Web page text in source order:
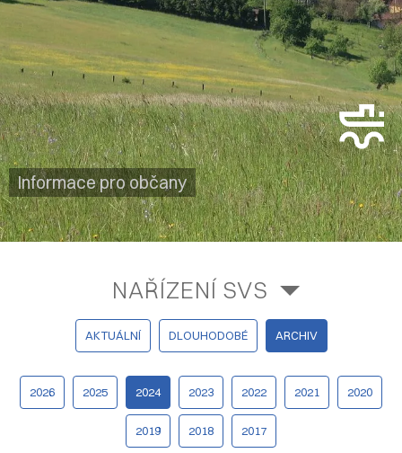
Informace pro občany
NAŘÍZENÍ SVS
AKTUÁLNÍ DLOUHODOBÉ ARCHIV
2026 2025 2024 2023 2022 2021 2020
2019 2018 2017